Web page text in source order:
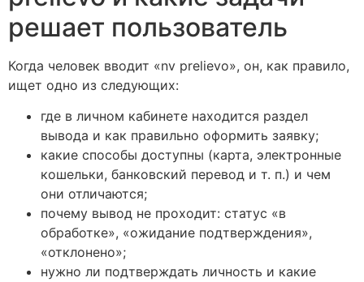
решает пользователь
Когда человек вводит «nv prelievo», он, как правило,
ищет одно из следующих:
где в личном кабинете находится раздел
вывода и как правильно оформить заявку;
какие способы доступны (карта, электронные
кошельки, банковский перевод и т. п.) и чем
они отличаются;
почему вывод не проходит: статус «в
обработке», «ожидание подтверждения»,
«отклонено»;
нужно ли подтверждать личность и какие